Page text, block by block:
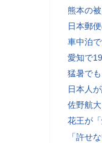
熊本の
日本郵
車中泊
愛知で
猛暑で
日本人
佐野航
花王が
「許せ